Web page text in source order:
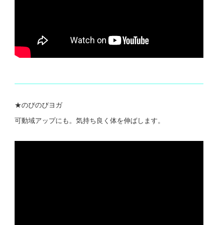
★のびのびヨガ
可動域アップにも。気持ち良く体を伸ばします。